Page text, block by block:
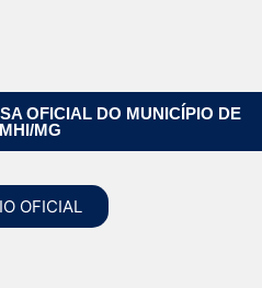
OFICIAL DO MUNICÍPIO DE
MG
OFICIAL